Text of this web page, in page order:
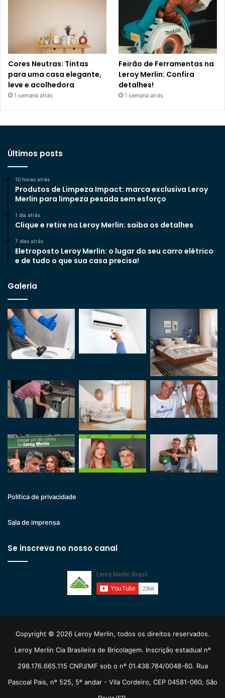
Cores Neutras: Tintas
para uma casa elegante,
leve e acolhedora
1 semana atrás
Feirão de Ferramentas na
Leroy Merlin: Confira
detalhes!
1 semana atrás
Últimos posts
10 horas atrás
Produtos de Limpeza Impact: marca exclusiva Leroy
Merlin para limpeza pesada sem esforço
1 dia atrás
Clique e retire na Leroy Merlin: saiba os detalhes
7 dias atrás
Eletroposto Leroy Merlin: o lugar do seu carro elétrico
e de tudo o que sua casa precisa!
Galeria
Politica de privacidade
Sala de imprensa
Se inscreva no nosso canal
Copyright © 2026 Leroy Merlin, todos os direitos reservados.
Leroy Merlin Cia Brasileira de Bricolagem. Inscrição estadual nº
298.176.665.115 CNPJ/MF sob o nº 01.438.784/0048-60. Rua
Pascoal Pais, nº 525, 5º andar - Vila Cordeiro, CEP 04581-060, São